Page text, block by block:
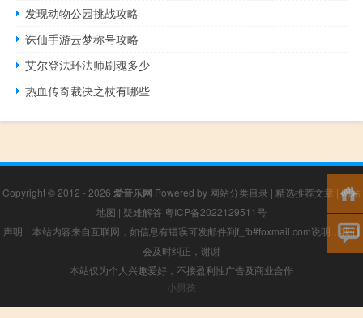
发现动物公园挑战攻略
诛仙手游云梦称号攻略
艾尔登法环法师刷魂多少
热血传奇裁决之杖有哪些
Copyright © 2012 - 2026 爱音乐网 Powered by 网站分类目录 | 精选推荐文章 |网站
地图 | 疑难解答 粤ICP备2022129511号
声明：本站内容来自互联网，如信息有错误可发邮件到f_fb#foxmail.com说明，我们
会及时纠正，谢谢
本站仅为个人兴趣爱好，不接盈利性广告及商业合作
小男孩